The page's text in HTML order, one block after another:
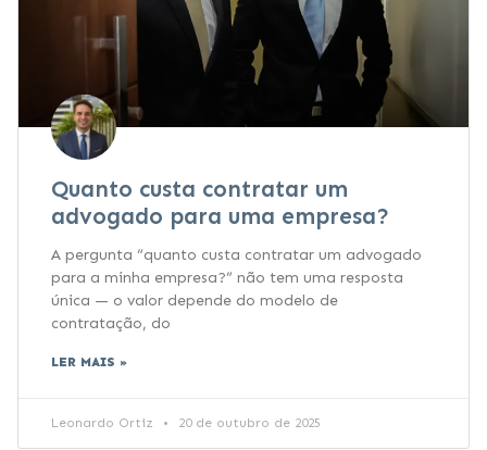
Quanto custa contratar um
advogado para uma empresa?
A pergunta “quanto custa contratar um advogado
para a minha empresa?” não tem uma resposta
única — o valor depende do modelo de
contratação, do
LER MAIS »
Leonardo Ortiz 20 de outubro de 2025